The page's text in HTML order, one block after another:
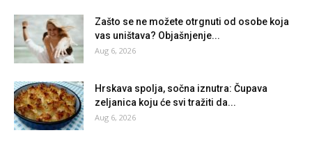
Zašto se ne možete otrgnuti od osobe koja
vas uništava? Objašnjenje...
Aug 6, 2026
Hrskava spolja, sočna iznutra: Čupava
zeljanica koju će svi tražiti da...
Aug 6, 2026